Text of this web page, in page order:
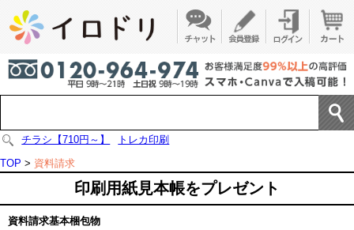
チラシ【710円～】
トレカ印刷
TOP > 資料請求
印刷用紙見本帳をプレゼント
資料請求基本梱包物